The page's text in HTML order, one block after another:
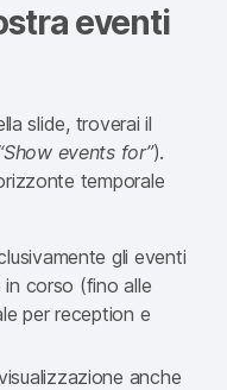
eventi
slide, troverai il
events for”).
temporale
gli eventi
in corso (fino alle
per reception e
anche